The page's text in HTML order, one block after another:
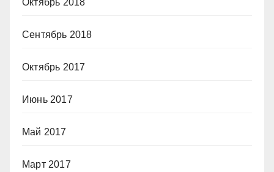
Сентябрь 2018
Октябрь 2017
Июнь 2017
Май 2017
Март 2017